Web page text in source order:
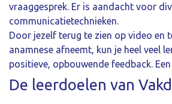
vraaggesprek. Er is aandacht voor
communicatietechnieken.
Door jezelf terug te zien op video en
anamnese afneemt, kun je heel veel
positieve, opbouwende feedback.
De leerdoelen van